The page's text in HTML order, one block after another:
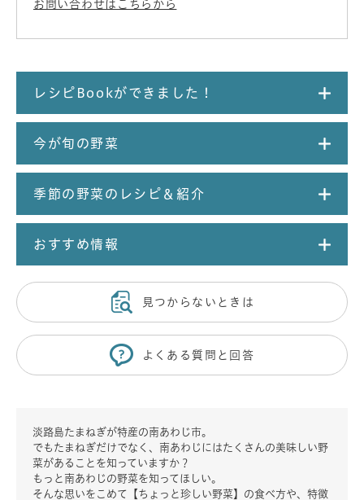
お問い合わせはこちらから
レシピBookができました！
今が旬の野菜
季節の野菜のレシピ＆紹介
おすすめ情報
見つからないときは
よくある質問と回答
淡路島たまねぎが特産の南あわじ市。
でもたまねぎだけでなく、南あわじにはたくさんの美味しい野
菜があることを知っていますか？
もっと南あわじの野菜を知ってほしい。
そんな思いをこめて【ちょっと珍しい野菜】の食べ方や、特徴